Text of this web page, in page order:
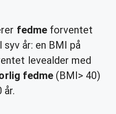
fedmeforventet
år: en BMI på
levealder med
fedme(BMI> 40)
år.